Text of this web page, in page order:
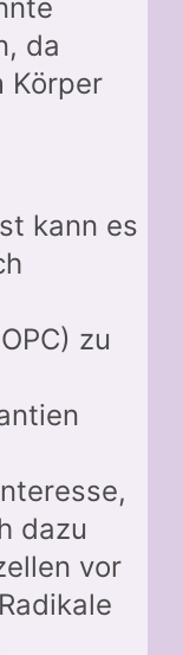
da
Körper
kann es
zu
dazu
vor